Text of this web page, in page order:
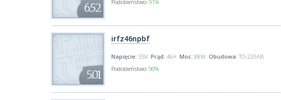
6.52
Podobieństwo: 91%
5.01
irfz46npbf
Napięcie: 55V Prąd: 46A Moc: 88W Obudowa: TO-220AB
Podobieństwo: 90%